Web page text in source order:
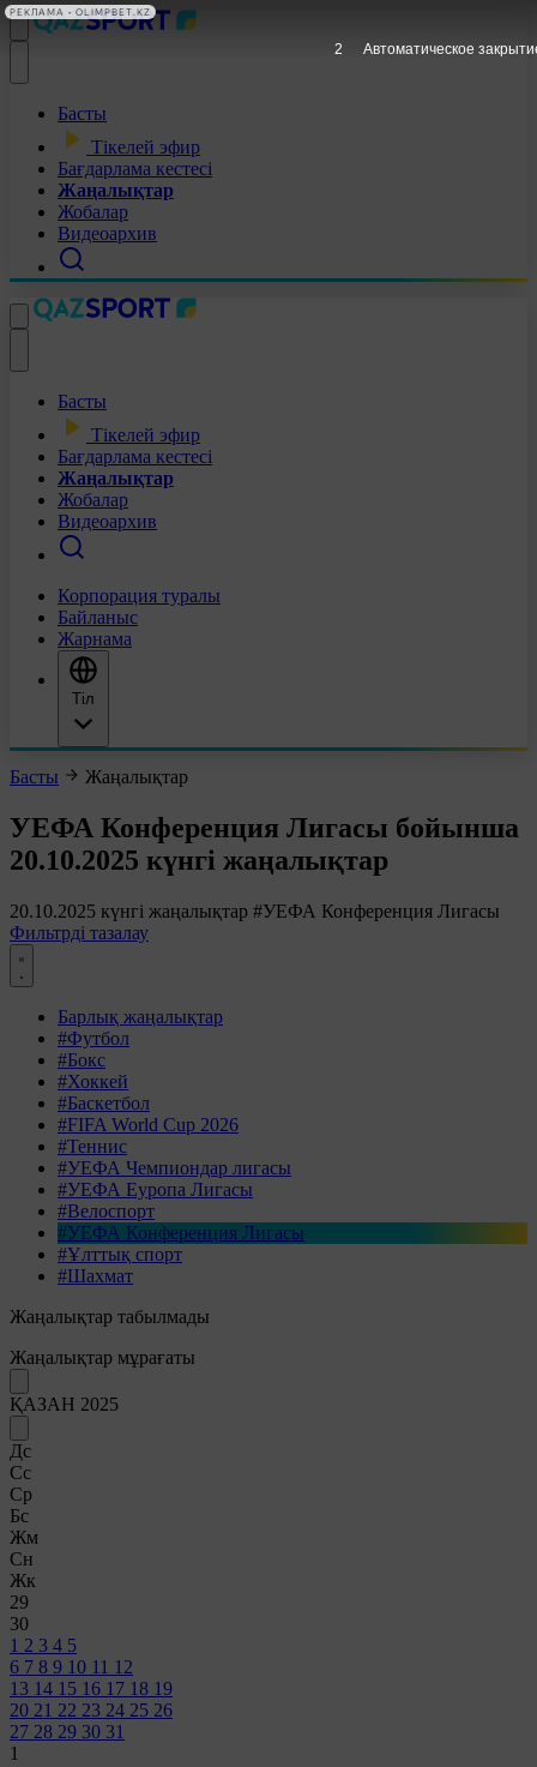
Басты
Тікелей эфир
Бағдарлама кестесі
Жаңалықтар
Жобалар
Видеоархив
Басты
Тікелей эфир
Бағдарлама кестесі
Жаңалықтар
Жобалар
Видеоархив
Корпорация туралы
Байланыс
Жарнама
Тіл
Басты Жаңалықтар
УЕФА Конференция Лигасы бойынша
20.10.2025 күнгі жаңалықтар
20.10.2025 күнгі жаңалықтар #УЕФА Конференция Лигасы
Фильтрді тазалау
Барлық жаңалықтар
#Футбол
#Бокс
#Хоккей
#Баскетбол
#FIFA World Cup 2026
#Теннис
#УЕФА Чемпиондар лигасы
#УЕФА Еуропа Лигасы
#Велоспорт
#УЕФА Конференция Лигасы
#Ұлттық спорт
#Шахмат
Жаңалықтар табылмады
Жаңалықтар мұрағаты
ҚАЗАН 2025
Дс
Сс
Ср
Бс
Жм
Сн
Жк
29
30
1 2 3 4 5
6 7 8 9 10 11 12
13 14 15 16 17 18 19
20 21 22 23 24 25 26
27 28 29 30 31
1
1 Автоматическое
РЕКЛАМА • OLIMPBET.KZ